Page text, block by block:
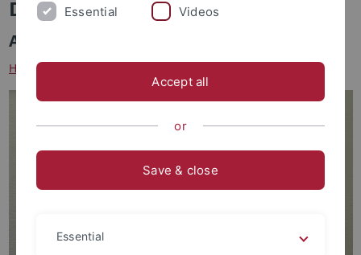
Dr. Brendan Osswald
Akademischer Mitarbeiter
Heidelberger Akademie der Wissenschaften
Essential Videos
Accept all
or
Save & close
Essential